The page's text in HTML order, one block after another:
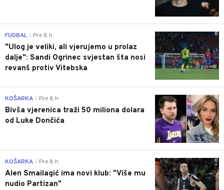
0
FUDBAL Pre 8 h
"Ulog je veliki, ali vjerujemo u prolaz
dalje": Sandi Ogrinec svjestan šta nosi
revanš protiv Vitebska
0
KOŠARKA Pre 8 h
Bivša vjerenica traži 50 miliona dolara
od Luke Dončića
0
KOŠARKA Pre 8 h
Alen Smailagić ima novi klub: "Više mu
nudio Partizan"